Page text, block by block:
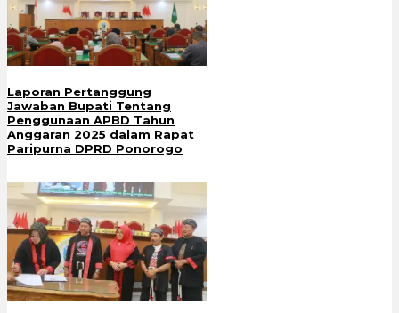
Laporan Pertanggung
Jawaban Bupati Tentang
Penggunaan APBD Tahun
Anggaran 2025 dalam Rapat
Paripurna DPRD Ponorogo